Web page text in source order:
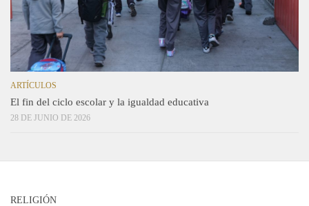
ARTÍCULOS
El fin del ciclo escolar y la igualdad educativa
28 DE JUNIO DE 2026
RELIGIÓN